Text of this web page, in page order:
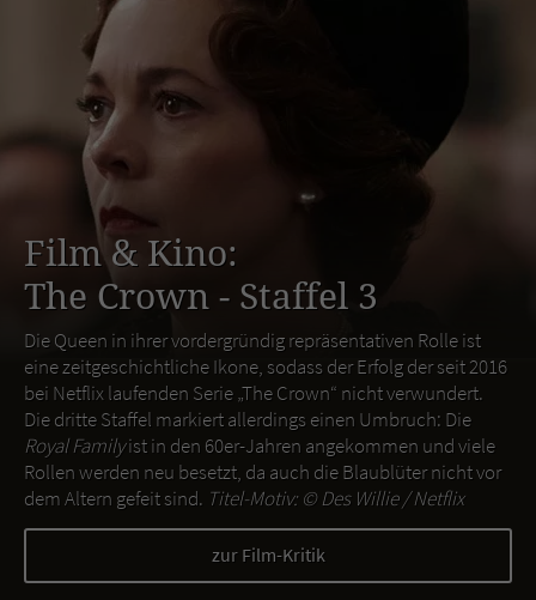
Film & Kino:
The Crown - Staffel 3
Die Queen in ihrer vordergründig repräsentativen Rolle ist
eine zeitgeschichtliche Ikone, sodass der Erfolg der seit 2016
bei Netflix laufenden Serie „The Crown“ nicht verwundert.
Die dritte Staffel markiert allerdings einen Umbruch: Die
Royal Familyist in den 60er-Jahren angekommen und viele
Rollen werden neu besetzt, da auch die Blaublüter nicht vor
dem Altern gefeit sind. Titel-Motiv: ©Des Willie / Netflix
zur Film-Kritik